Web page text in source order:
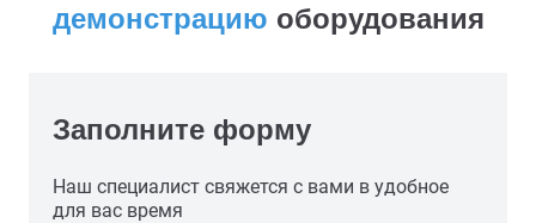
демонстрацию оборудования
Заполните форму
Наш специалист свяжется с вами в удобное
для вас время